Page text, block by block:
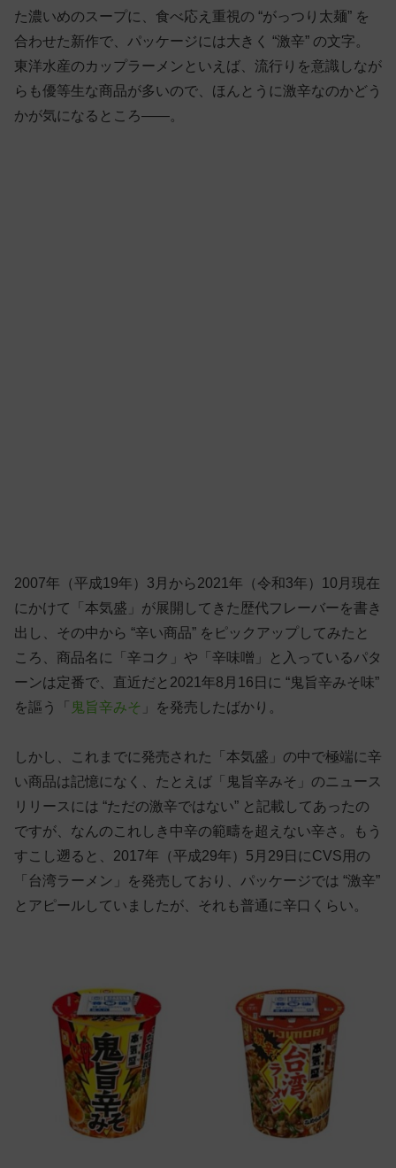
た濃いめのスープに、食べ応え重視の “がっつり太麺” を
合わせた新作で、パッケージには大きく “激辛” の文字。
東洋水産のカップラーメンといえば、流行りを意識しなが
らも優等生な商品が多いので、ほんとうに激辛なのかどう
かが気になるところ——。
2007年（平成19年）3月から2021年（令和3年）10月現在
にかけて「本気盛」が展開してきた歴代フレーバーを書き
出し、その中から “辛い商品” をピックアップしてみたと
ころ、商品名に「辛コク」や「辛味噌」と入っているパタ
ーンは定番で、直近だと2021年8月16日に “鬼旨辛みそ味”
を謳う「 鬼旨辛みそ 」を発売したばかり。
しかし、これまでに発売された「本気盛」の中で極端に辛
い商品は記憶になく、たとえば「 鬼旨辛みそ」のニュース
リリースには “ただの激辛ではない” と記載してあったの
ですが、なんのこれしき中辛の範疇を超えない辛さ。もう
すこし遡ると、2017年（平成29年）5月29日にCVS用の
「台湾ラーメン」を発売しており、パッケージでは “激辛”
とアピールしていましたが、それも普通に辛口くらい。